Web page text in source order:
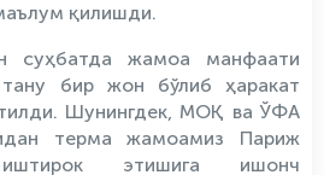
қилишди.
суҳбатда жамоа манфаати
бир жон бўлиб ҳаракат
Шунингдек, МОҚ ва ЎФА
терма жамоамиз Париж
этишига ишонч